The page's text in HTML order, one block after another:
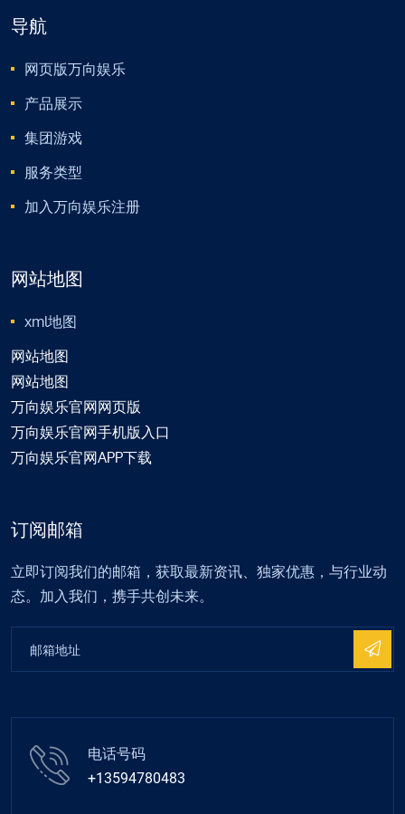
导航
网页版万向娱乐
产品展示
集团游戏
服务类型
加入万向娱乐注册
网站地图
xml地图
网站地图
网站地图
万向娱乐官网网页版
万向娱乐官网手机版入口
万向娱乐官网APP下载
订阅邮箱
立即订阅我们的邮箱，获取最新资讯、独家优惠，与行业动
态。加入我们，携手共创未来。
电话号码
+13594780483